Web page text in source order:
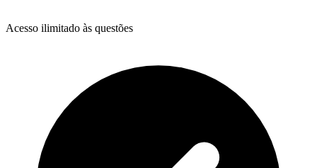
Acesso ilimitado às questões